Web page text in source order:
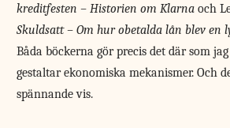
kreditfesten – Historien om Klarna och
Skuldsatt – Om hur obetalda lån blev en
Båda böckerna gör precis det där som
gestaltar ekonomiska mekanismer. Och
spännande vis.